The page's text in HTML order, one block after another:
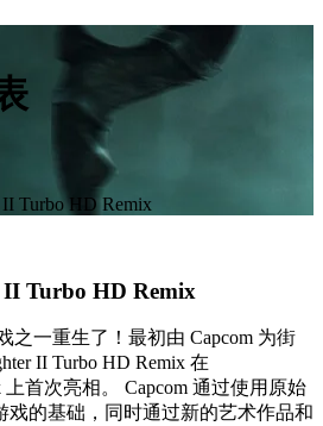
II Turbo HD Remix
II Turbo HD Remix
之一重生了！最初由 Capcom 为街
II Turbo HD Remix 在
首次亮相。 Capcom 通过使用原始
戏的基础，同时通过新的艺术作品和